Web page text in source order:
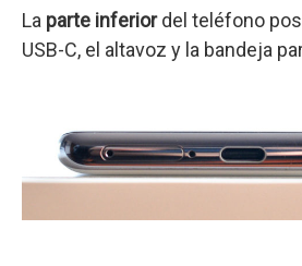
La parte inferiordel teléfono
USB-C, el altavoz y la bandeja